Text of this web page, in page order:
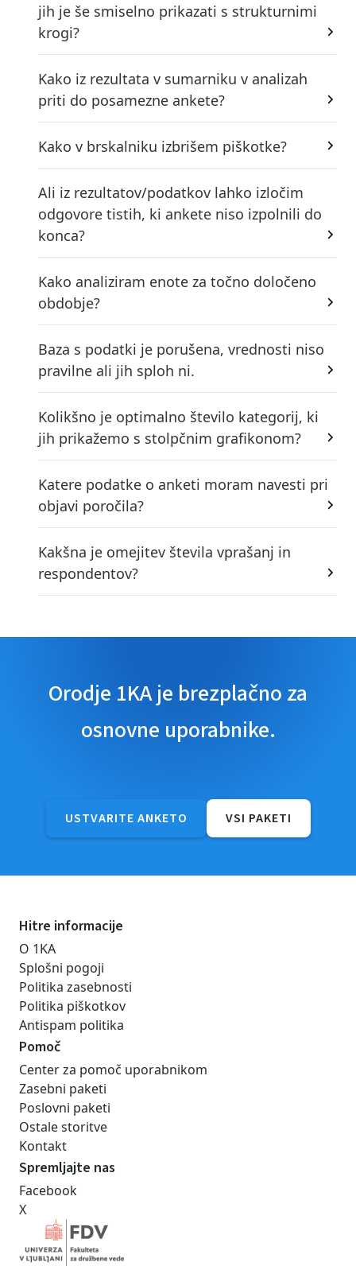
jih je še smiselno prikazati s strukturnimi
krogi?
Kako iz rezultata v sumarniku v analizah
priti do posamezne ankete?
Kako v brskalniku izbrišem piškotke?
Ali iz rezultatov/podatkov lahko izločim
odgovore tistih, ki ankete niso izpolnili do
konca?
Kako analiziram enote za točno določeno
obdobje?
Baza s podatki je porušena, vrednosti niso
pravilne ali jih sploh ni.
Kolikšno je optimalno število kategorij, ki
jih prikažemo s stolpčnim grafikonom?
Katere podatke o anketi moram navesti pri
objavi poročila?
Kakšna je omejitev števila vprašanj in
respondentov?
Orodje 1KA je brezplačno za
osnovne uporabnike.
USTVARITE ANKETO VSI PAKETI
Hitre informacije
O 1KA
Splošni pogoji
Politika zasebnosti
Politika piškotkov
Antispam politika
Pomoč
Center za pomoč uporabnikom
Zasebni paketi
Poslovni paketi
Ostale storitve
Kontakt
Spremljajte nas
Facebook
X